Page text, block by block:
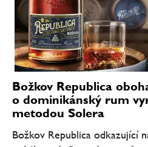
Božkov Republica
o dominikánský rum
metodou Solera
Božkov Republica odkazující